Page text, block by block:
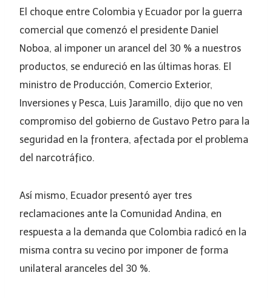
El choque entre Colombia y Ecuador por la guerra
comercial que comenzó el presidente Daniel
Noboa, al imponer un arancel del 30 % a nuestros
productos, se endureció en las últimas horas. El
ministro de Producción, Comercio Exterior,
Inversiones y Pesca, Luis Jaramillo, dijo que no ven
compromiso del gobierno de Gustavo Petro para la
seguridad en la frontera, afectada por el problema
del narcotráfico.
Así mismo, Ecuador presentó ayer tres
reclamaciones ante la Comunidad Andina, en
respuesta a la demanda que Colombia radicó en la
misma contra su vecino por imponer de forma
unilateral aranceles del 30 %.